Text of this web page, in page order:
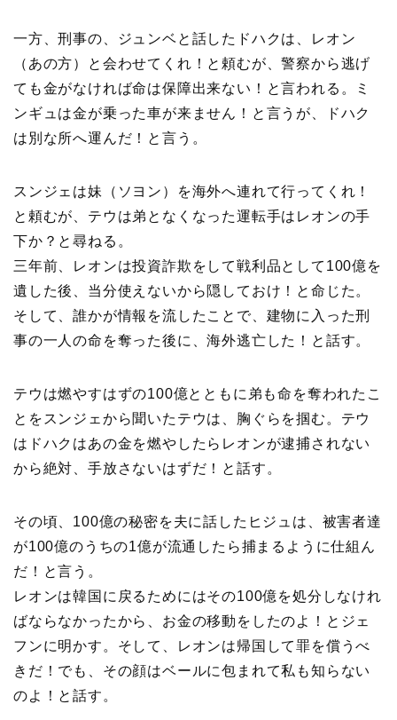
一方、刑事の、ジュンベと話したドハクは、レオン
（あの方）と会わせてくれ！と頼むが、警察から逃げ
ても金がなければ命は保障出来ない！と言われる。ミ
ンギュは金が乗った車が来ません！と言うが、ドハク
は別な所へ運んだ！と言う。
スンジェは妹（ソヨン）を海外へ連れて行ってくれ！
と頼むが、テウは弟となくなった運転手はレオンの手
下か？と尋ねる。
三年前、レオンは投資詐欺をして戦利品として100億を
遺した後、当分使えないから隠しておけ！と命じた。
そして、誰かが情報を流したことで、建物に入った刑
事の一人の命を奪った後に、海外逃亡した！と話す。
テウは燃やすはずの100億とともに弟も命を奪われたこ
とをスンジェから聞いたテウは、胸ぐらを掴む。テウ
はドハクはあの金を燃やしたらレオンが逮捕されない
から絶対、手放さないはずだ！と話す。
その頃、100億の秘密を夫に話したヒジュは、被害者達
が100億のうちの1億が流通したら捕まるように仕組ん
だ！と言う。
レオンは韓国に戻るためにはその100億を処分しなけれ
ばならなかったから、お金の移動をしたのよ！とジェ
フンに明かす。そして、レオンは帰国して罪を償うべ
きだ！でも、その顔はベールに包まれて私も知らない
のよ！と話す。